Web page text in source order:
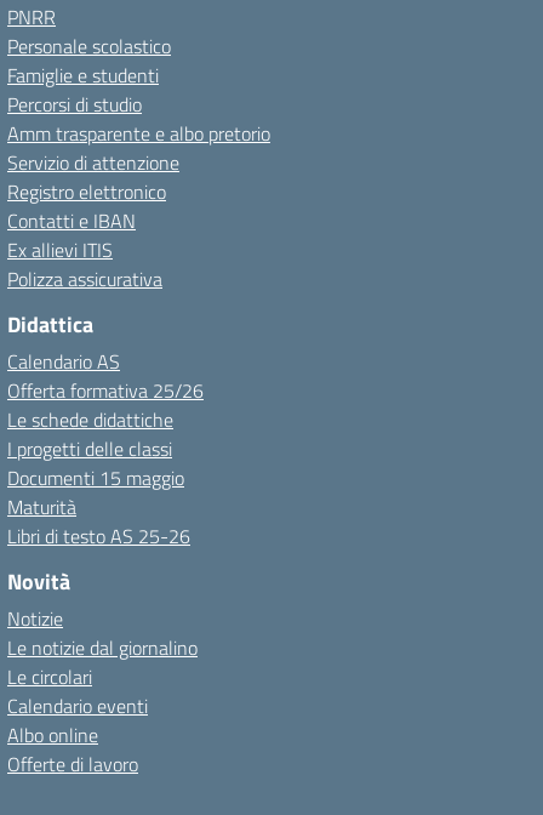
PNRR
Personale scolastico
Famiglie e studenti
Percorsi di studio
Amm trasparente e albo pretorio
Servizio di attenzione
Registro elettronico
Contatti e IBAN
Ex allievi ITIS
Polizza assicurativa
Didattica
Calendario AS
Offerta formativa 25/26
Le schede didattiche
I progetti delle classi
Documenti 15 maggio
Maturità
Libri di testo AS 25-26
Novità
Notizie
Le notizie dal giornalino
Le circolari
Calendario eventi
Albo online
Offerte di lavoro